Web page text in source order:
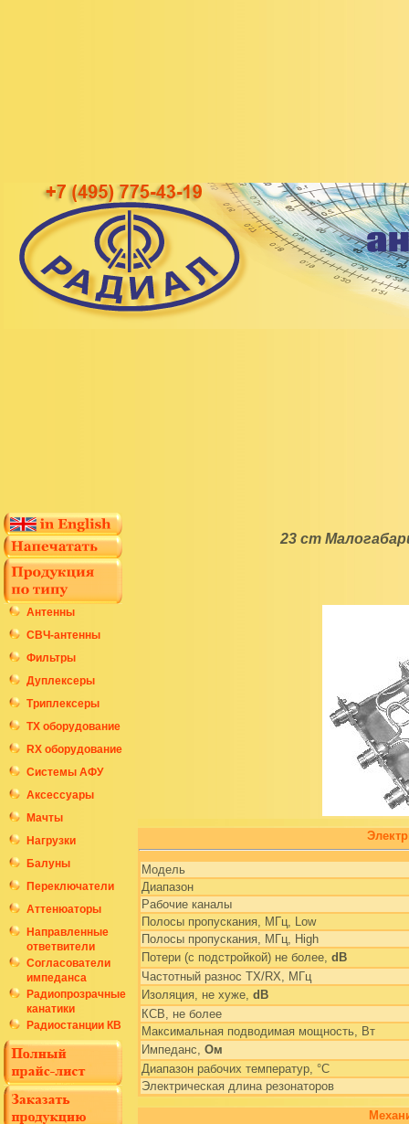
Антенны
СВЧ-антенны
Фильтры
Дуплексеры
Триплексеры
ТХ оборудование
RX оборудование
Системы АФУ
Аксессуары
Мачты
Нагрузки
Балуны
Переключатели
Аттенюаторы
Направленные
ответвители
Согласователи
импеданса
Радиопрозрачные
канатики
Радиостанции КВ
23 cm
Модель
Диапазон
Рабочие каналы
Полосы пропускания, МГц, Low
Полосы пропускания, МГц, High
Потери (с подстройкой) не более, dB
Частотный разнос TX/RX, МГц
Изоляция, не хуже, dB
КСВ, не более
Максимальная подводимая мощность, Вт
Импеданс, Ом
Диапазон рабочих температур, °C
Электрическая длина резонаторов